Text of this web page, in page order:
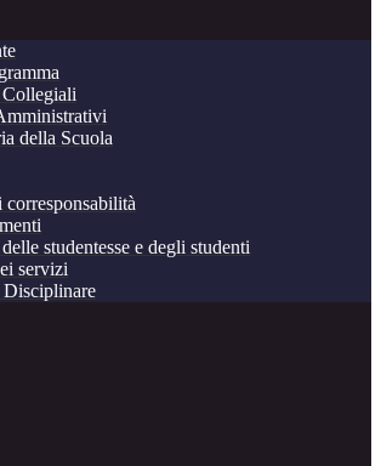
della Scuola
corresponsabilità
studentesse e degli studenti
servizi